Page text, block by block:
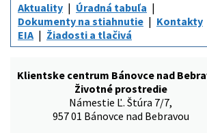
Aktuality
Úradná tabuľa
Dokumenty na stiahnutie
Kontakty
EIA
Žiadosti a tlačivá
Klientske centrum Bánovce nad
Životné prostredie
Námestie Ľ. Štúra 7/7,
957 01 Bánovce nad Bebravou